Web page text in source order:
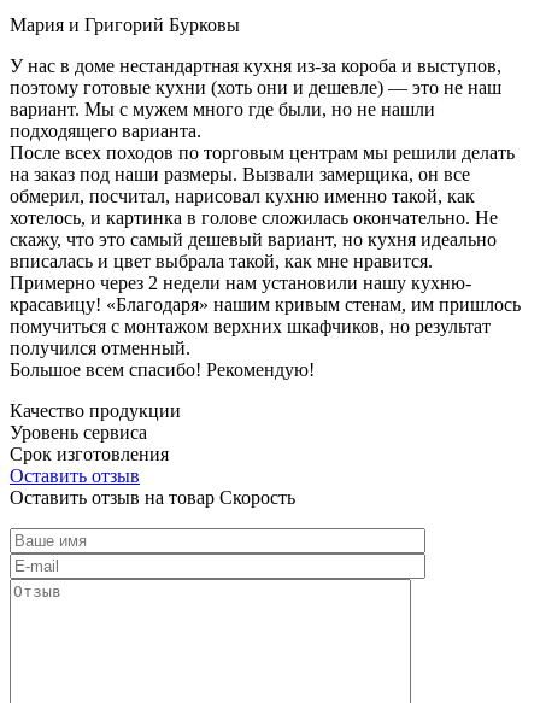
Мария и Григорий Бурковы
У нас в доме нестандартная кухня из-за короба и выступов,
поэтому готовые кухни (хоть они и дешевле) — это не наш
вариант. Мы с мужем много где были, но не нашли
подходящего варианта.
После всех походов по торговым центрам мы решили делать
на заказ под наши размеры. Вызвали замерщика, он все
обмерил, посчитал, нарисовал кухню именно такой, как
хотелось, и картинка в голове сложилась окончательно. Не
скажу, что это самый дешевый вариант, но кухня идеально
вписалась и цвет выбрала такой, как мне нравится.
Примерно через 2 недели нам установили нашу кухню-
красавицу! «Благодаря» нашим кривым стенам, им пришлось
помучиться с монтажом верхних шкафчиков, но результат
получился отменный.
Большое всем спасибо! Рекомендую!
Качество продукции
Уровень сервиса
Срок изготовления
Оставить отзыв
Оставить отзыв на товар Скорость